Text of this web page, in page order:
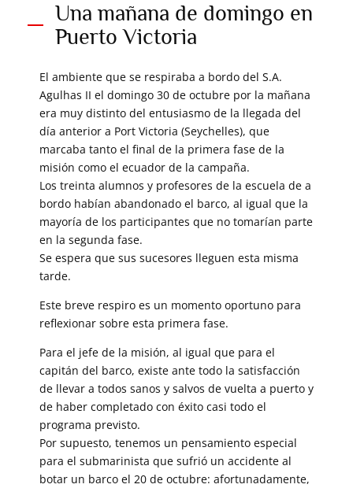
Una mañana de domingo en
Puerto Victoria
El ambiente que se respiraba a bordo del S.A.
Agulhas II el domingo 30 de octubre por la mañana
era muy distinto del entusiasmo de la llegada del
día anterior a Port Victoria (Seychelles), que
marcaba tanto el final de la primera fase de la
misión como el ecuador de la campaña.
Los treinta alumnos y profesores de la escuela de a
bordo habían abandonado el barco, al igual que la
mayoría de los participantes que no tomarían parte
en la segunda fase.
Se espera que sus sucesores lleguen esta misma
tarde.
Este breve respiro es un momento oportuno para
reflexionar sobre esta primera fase.
Para el jefe de la misión, al igual que para el
capitán del barco, existe ante todo la satisfacción
de llevar a todos sanos y salvos de vuelta a puerto y
de haber completado con éxito casi todo el
programa previsto.
Por supuesto, tenemos un pensamiento especial
para el submarinista que sufrió un accidente al
botar un barco el 20 de octubre: afortunadamente,